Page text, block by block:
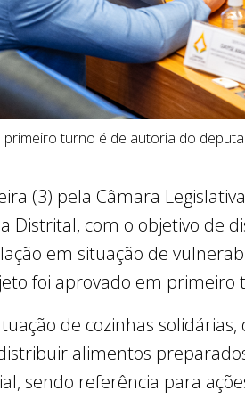
turno é de autoria do
(3) pela Câmara
Distrital, com o objetivo de
em situação de
foi aprovado em
de cozinhas
alimentos
sendo referência para